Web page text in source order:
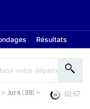
Résultats
> Jura (39) > 02:56